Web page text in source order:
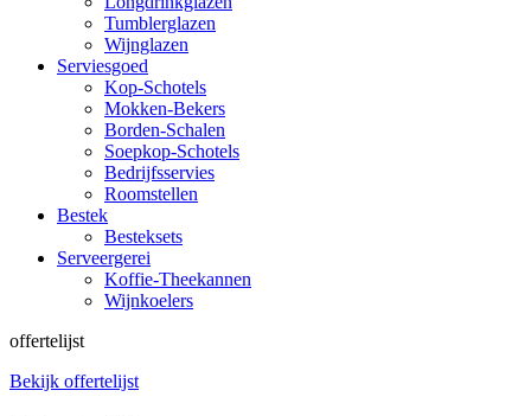
Tumblerglazen
Wijnglazen
Serviesgoed
Kop-Schotels
Mokken-Bekers
Borden-Schalen
Soepkop-Schotels
Bedrijfsservies
Roomstellen
Bestek
Besteksets
Serveergerei
Koffie-Theekannen
Wijnkoelers
offertelijst
Bekijk offertelijst